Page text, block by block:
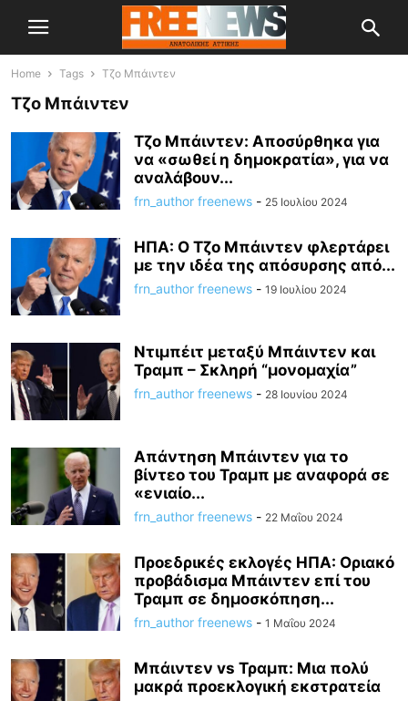
Home Tags Τζο Μπάιντεν
Τζο Μπάιντεν
Τζο Μπάιντεν: Αποσύρθηκα για
να «σωθεί η δημοκρατία», για να
αναλάβουν...
frn_author freenews - 25 Ιουλίου 2024
ΗΠΑ: Ο Τζο Μπάιντεν φλερτάρει
με την ιδέα της απόσυρσης από...
frn_author freenews - 19 Ιουλίου 2024
Ντιμπέιτ μεταξύ Μπάιντεν και
Τραμπ – Σκληρή “μονομαχία”
frn_author freenews - 28 Ιουνίου 2024
Απάντηση Μπάιντεν για το
βίντεο του Τραμπ με αναφορά σε
«ενιαίο...
frn_author freenews - 22 Μαΐου 2024
Προεδρικές εκλογές ΗΠΑ: Οριακό
προβάδισμα Μπάιντεν επί του
Τραμπ σε δημοσκόπηση...
frn_author freenews - 1 Μαΐου 2024
Μπάιντεν vs Τραμπ: Μια πολύ
μακρά προεκλογική εκστρατεία